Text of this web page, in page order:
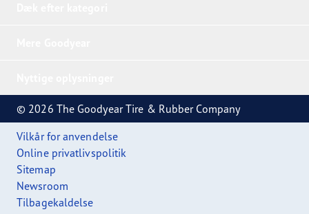
© 2026 The Goodyear Tire & Rubber Company
Vilkår for anvendelse
Online privatlivspolitik
Sitemap
Newsroom
Tilbagekaldelse